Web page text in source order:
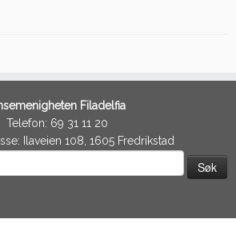
Filadelfia
Telefon: 69 31 11 20
Ilaveien 108, 1605 Fredrikstad